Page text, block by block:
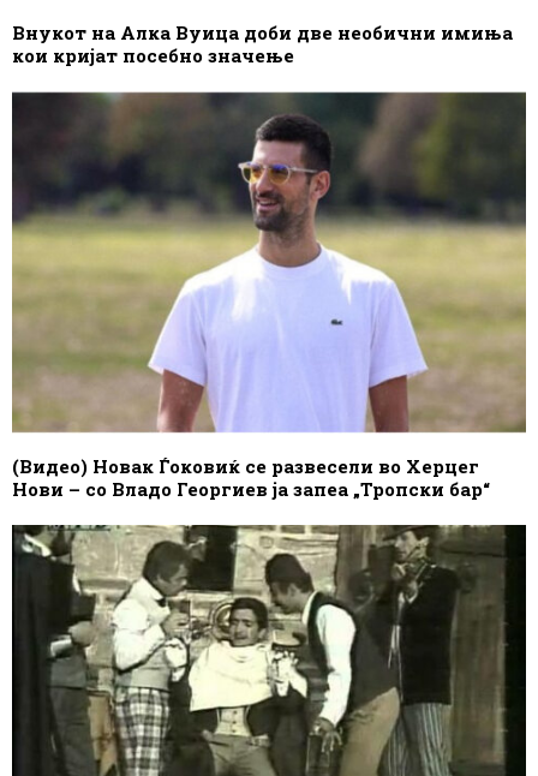
Внукот на Алка Вуица доби две необични имиња
кои кријат посебно значење
(Видео) Новак Ѓоковиќ се развесели во Херцег
Нови – со Владо Георгиев ја запеа „Тропски бар“